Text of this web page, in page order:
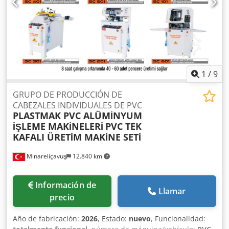
1 /9
Minareliçavuş 12.840 km
GRUPO DE PRODUCCIÓN DE
CABEZALES INDIVIDUALES DE PVC
PLASTMAK PVC ALÜMİNYUM
İŞLEME MAKİNELERİ PVC TEK
KAFALI ÜRETİM MAKİNE SETİ
Información de
precio
Llamar
Año de fabricación: 2026, Estado: nuevo, Funcionalidad: